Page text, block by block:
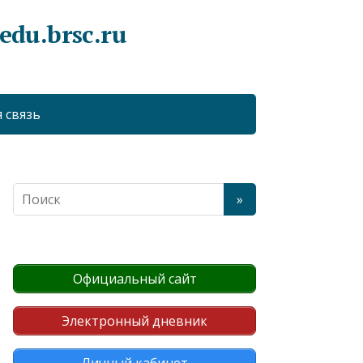
Официальный сайт
Электронный дневник